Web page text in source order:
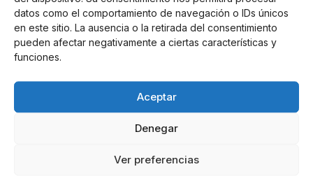
datos como el comportamiento de navegación o IDs únicos
en este sitio. La ausencia o la retirada del consentimiento
pueden afectar negativamente a ciertas características y
funciones.
Aceptar
Denegar
Ver preferencias
la chica que viene a limpiar no me los tire ya que
limpiando el congelador, sin saberlo ha llegado a
descongelar a muchos de ellos".
La Cotilla De La TV